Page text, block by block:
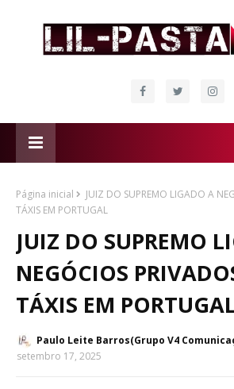
Página inicial
JUIZ DO SUPREMO LIGADO A
TÁXIS EM PORTUGAL
JUIZ DO SUPREMO
NEGÓCIOS
TÁXIS EM
Paulo Leite Barros(Grupo V4
setembro 17, 2025